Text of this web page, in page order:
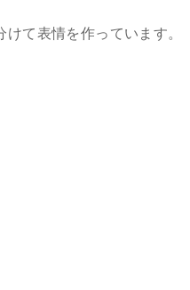
て表情を作っています。